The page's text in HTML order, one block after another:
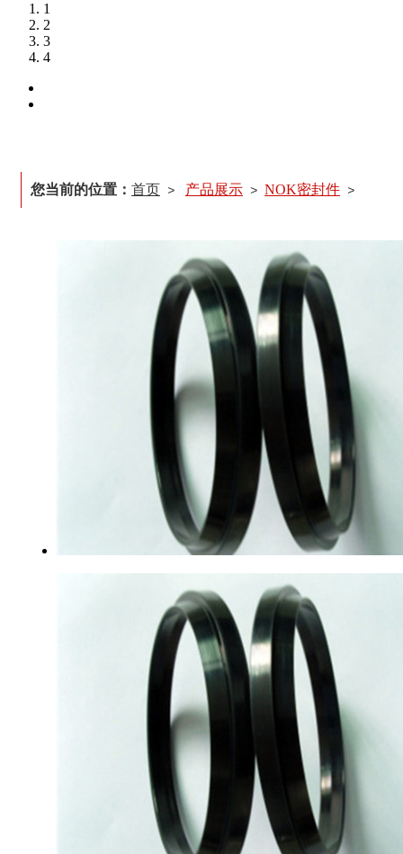
1
2
3
4
您当前的位置： 首页 > 产品展示 > NOK密封件 >